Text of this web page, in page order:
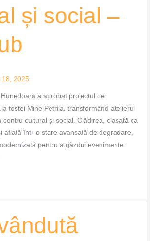
și social –
18, 2025
a aprobat proiectul de
fostei Mine Petrila, transformând atelierul
centru cultural și social. Clădirea, clasată ca
aflată într-o stare avansată de degradare,
pentru a găzdui evenimente